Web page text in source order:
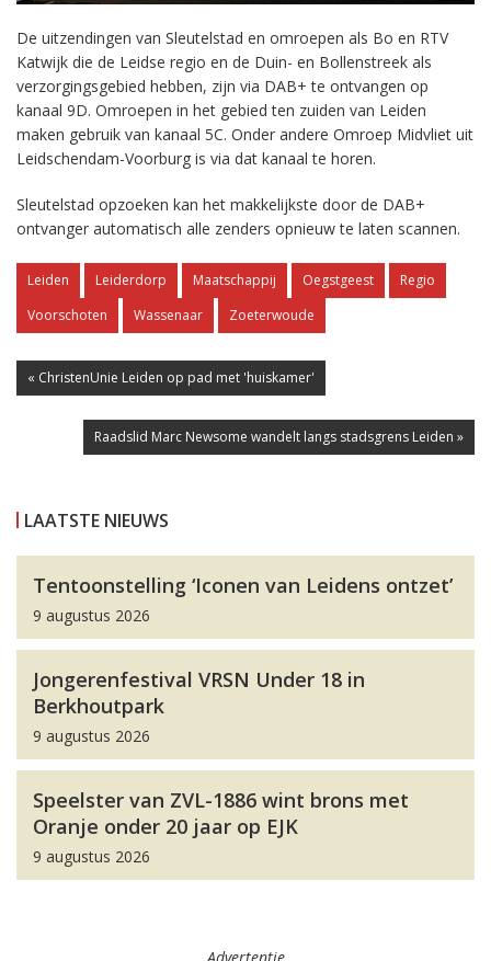
De uitzendingen van Sleutelstad en omroepen als Bo en RTV
Katwijk die de Leidse regio en de Duin- en Bollenstreek als
verzorgingsgebied hebben, zijn via DAB+ te ontvangen op
kanaal 9D. Omroepen in het gebied ten zuiden van Leiden
maken gebruik van kanaal 5C. Onder andere Omroep Midvliet uit
Leidschendam-Voorburg is via dat kanaal te horen.
Sleutelstad opzoeken kan het makkelijkste door de DAB+
ontvanger automatisch alle zenders opnieuw te laten scannen.
Leiden Leiderdorp Maatschappij Oegstgeest
Regio
Voorschoten
Wassenaar Zoeterwoude
« ChristenUnie Leiden op pad met 'huiskamer'
Raadslid Marc Newsome wandelt langs stadsgrens Leiden »
LAATSTE NIEUWS
Tentoonstelling ‘Iconen van Leidens ontzet’
9 augustus 2026
Jongerenfestival VRSN Under 18 in
Berkhoutpark
9 augustus 2026
Speelster van ZVL-1886 wint brons met
Oranje onder 20 jaar op EJK
9 augustus 2026